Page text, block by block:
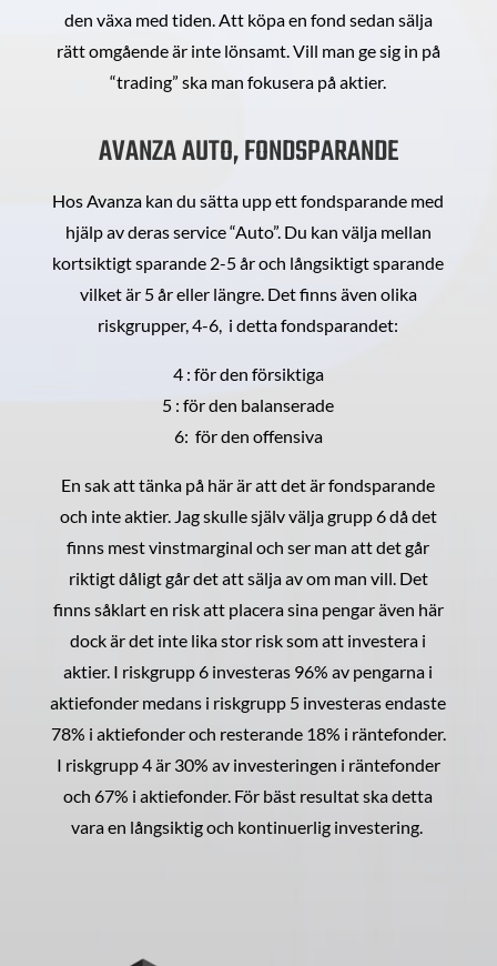
den växa med tiden. Att köpa en fond sedan sälja
rätt omgående är inte lönsamt. Vill man ge sig in på
“trading” ska man fokusera på aktier.
AVANZA AUTO, FONDSPARANDE
Hos Avanza kan du sätta upp ett fondsparande med
hjälp av deras service “Auto”. Du kan välja mellan
kortsiktigt sparande 2-5 år och långsiktigt sparande
vilket är 5 år eller längre. Det finns även olika
riskgrupper, 4-6, i detta fondsparandet:
4 : för den försiktiga
5 : för den balanserade
6: för den offensiva
En sak att tänka på här är att det är fondsparande
och inte aktier. Jag skulle själv välja grupp 6 då det
finns mest vinstmarginal och ser man att det går
riktigt dåligt går det att sälja av om man vill. Det
finns såklart en risk att placera sina pengar även här
dock är det inte lika stor risk som att investera i
aktier. I riskgrupp 6 investeras 96% av pengarna i
aktiefonder medans i riskgrupp 5 investeras endaste
78% i aktiefonder och resterande 18% i räntefonder.
I riskgrupp 4 är 30% av investeringen i räntefonder
och 67% i aktiefonder. För bäst resultat ska detta
vara en långsiktig och kontinuerlig investering.